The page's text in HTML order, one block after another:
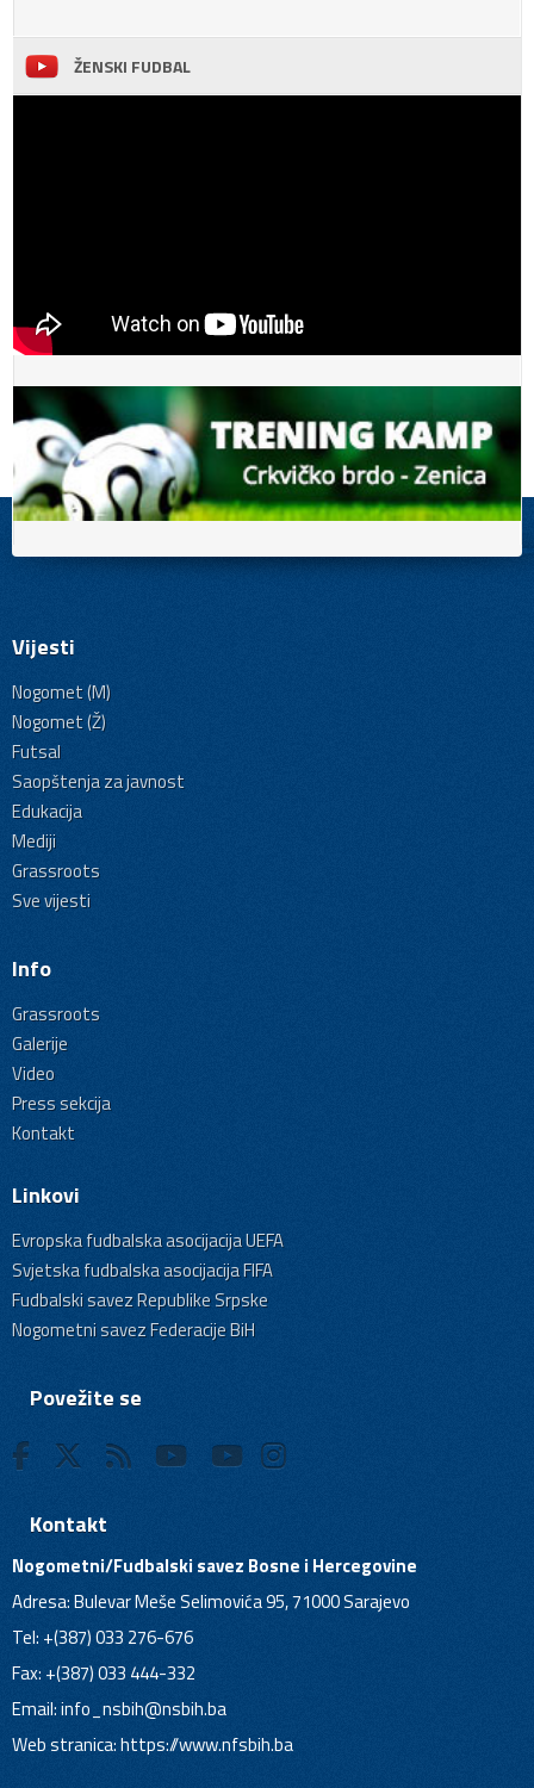
ŽENSKI FUDBAL
Vijesti
Nogomet (M)
Nogomet (Ž)
Futsal
Saopštenja za javnost
Edukacija
Mediji
Grassroots
Sve vijesti
Info
Grassroots
Galerije
Video
Press sekcija
Kontakt
Linkovi
Evropska fudbalska asocijacija UEFA
Svjetska fudbalska asocijacija FIFA
Fudbalski savez Republike Srpske
Nogometni savez Federacije BiH
Povežite se
Kontakt
Nogometni/Fudbalski savez Bosne i Hercegovine
Adresa: Bulevar Meše Selimovića 95, 71000 Sarajevo
Tel: +(387) 033 276-676
Fax: +(387) 033 444-332
Email:info_nsbih@nsbih.ba
Web stranica: https://www.nfsbih.ba